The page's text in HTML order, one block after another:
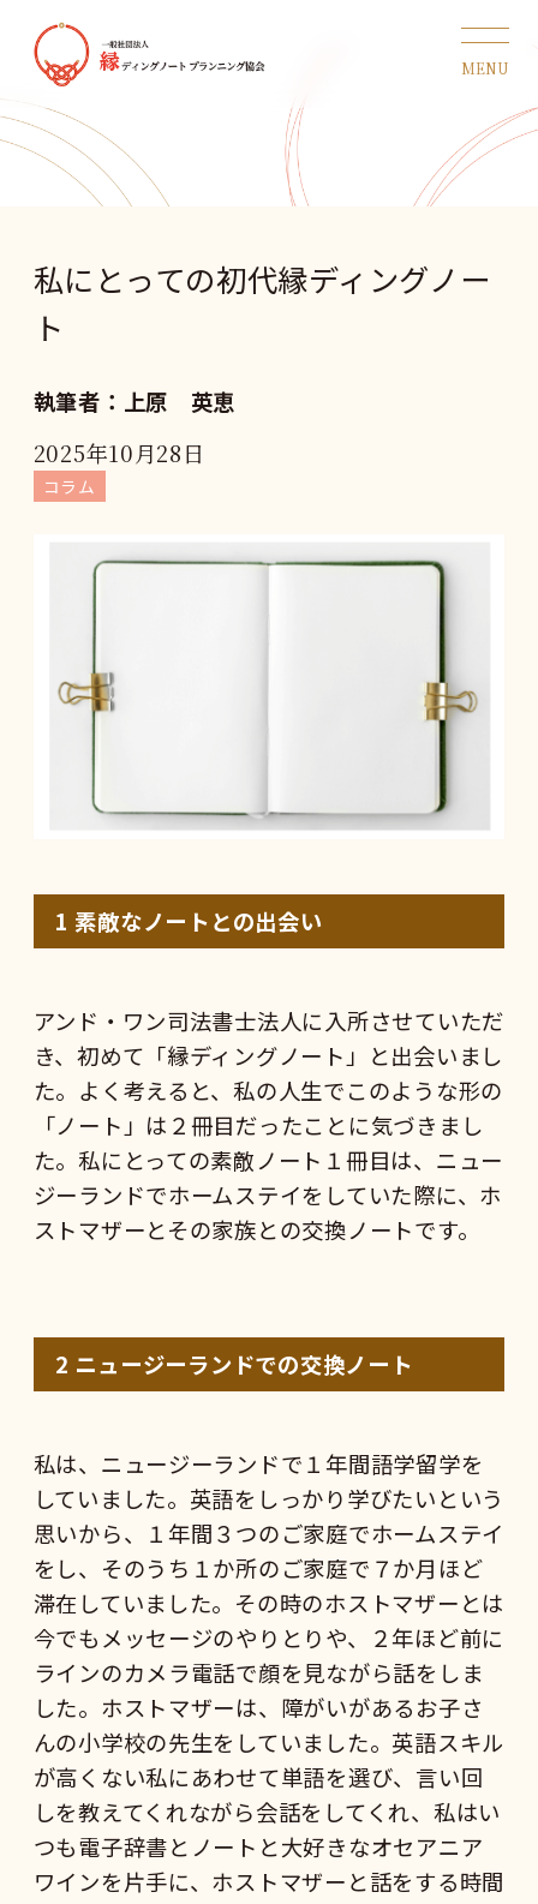
私にとっての初代縁ディングノー
ト
執筆者：上原 英恵
2025年10月28日
コラム
1 素敵なノートとの出会い
アンド・ワン司法書士法人に入所させていただ
き、初めて「縁ディングノート」と出会いまし
た。よく考えると、私の人生でこのような形の
「ノート」は２冊目だったことに気づきまし
た。私にとっての素敵ノート１冊目は、ニュー
ジーランドでホームステイをしていた際に、ホ
ストマザーとその家族との交換ノートです。
2 ニュージーランドでの交換ノート
私は、ニュージーランドで１年間語学留学を
していました。英語をしっかり学びたいという
思いから、１年間３つのご家庭でホームステイ
をし、そのうち１か所のご家庭で７か月ほど
滞在していました。その時のホストマザーとは
今でもメッセージのやりとりや、２年ほど前に
ラインのカメラ電話で顔を見ながら話をしま
した。ホストマザーは、障がいがあるお子さ
んの小学校の先生をしていました。英語スキル
が高くない私にあわせて単語を選び、言い回
しを教えてくれながら会話をしてくれ、私はい
つも電子辞書とノートと大好きなオセアニア
ワインを片手に、ホストマザーと話をする時間